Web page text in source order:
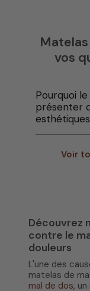
vos
Pourquoi
présenter
Voir
Découvrez
contre le
douleurs
L'une des
matelas de
mal de dos,